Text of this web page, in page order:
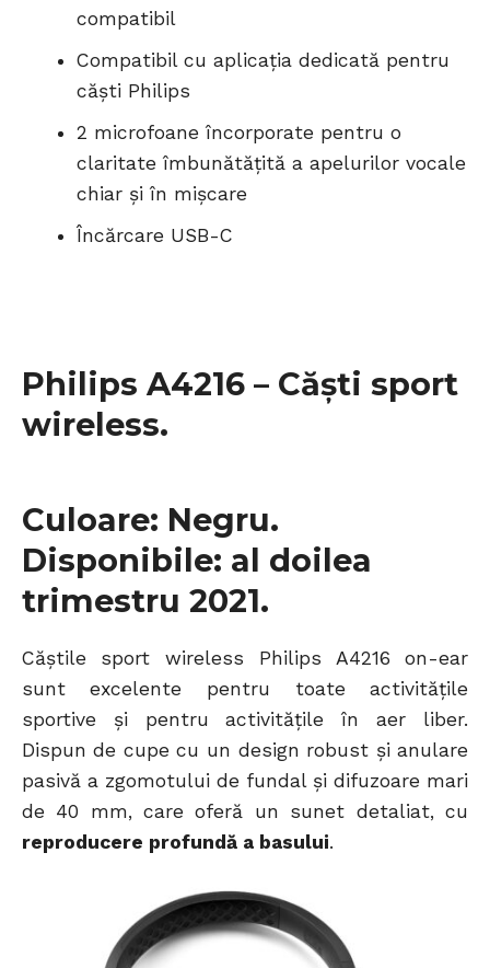
compatibil
Compatibil cu aplicația dedicată pentru
căști Philips
2 microfoane încorporate pentru o
claritate îmbunătățită a apelurilor vocale
chiar și în mișcare
Încărcare USB-C
Philips A4216 – Căști sport
wireless.
Culoare: Negru.
Disponibile: al doilea
trimestru 2021.
Căștile sport wireless Philips A4216 on-ear
sunt excelente pentru toate activitățile
sportive și pentru activitățile în aer liber.
Dispun de cupe cu un design robust și anulare
pasivă a zgomotului de fundal și difuzoare mari
de 40 mm, care oferă un sunet detaliat, cu
reproducere profundă a basului.